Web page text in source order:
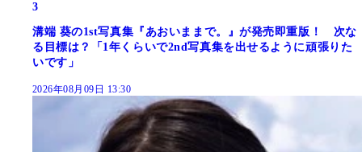
3
溝端 葵の1st写真集『あおいままで。』が発売即重版！ 次な
る目標は？「1年くらいで2nd写真集を出せるように頑張りた
いです」
2026年08月09日 13:30